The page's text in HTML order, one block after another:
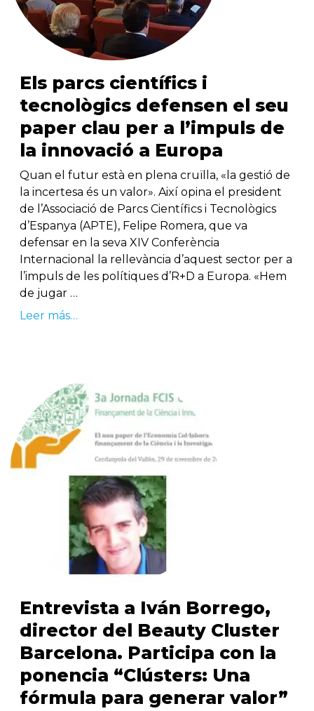
Els parcs científics i
tecnològics defensen el seu
paper clau per a l’impuls de
la innovació a Europa
Quan el futur està en plena cruïlla, «la gestió de
la incertesa és un valor». Així opina el president
de l’Associació de Parcs Científics i Tecnològics
d’Espanya (APTE), Felipe Romera, que va
defensar en la seva XIV Conferència
Internacional la rellevància d’aquest sector per a
l’impuls de les polítiques d’R+D a Europa. «Hem
de jugar …
Leer más…
Entrevista a Iván Borrego,
director del Beauty Cluster
Barcelona. Participa con la
ponencia “Clústers: Una
fórmula para generar valor”